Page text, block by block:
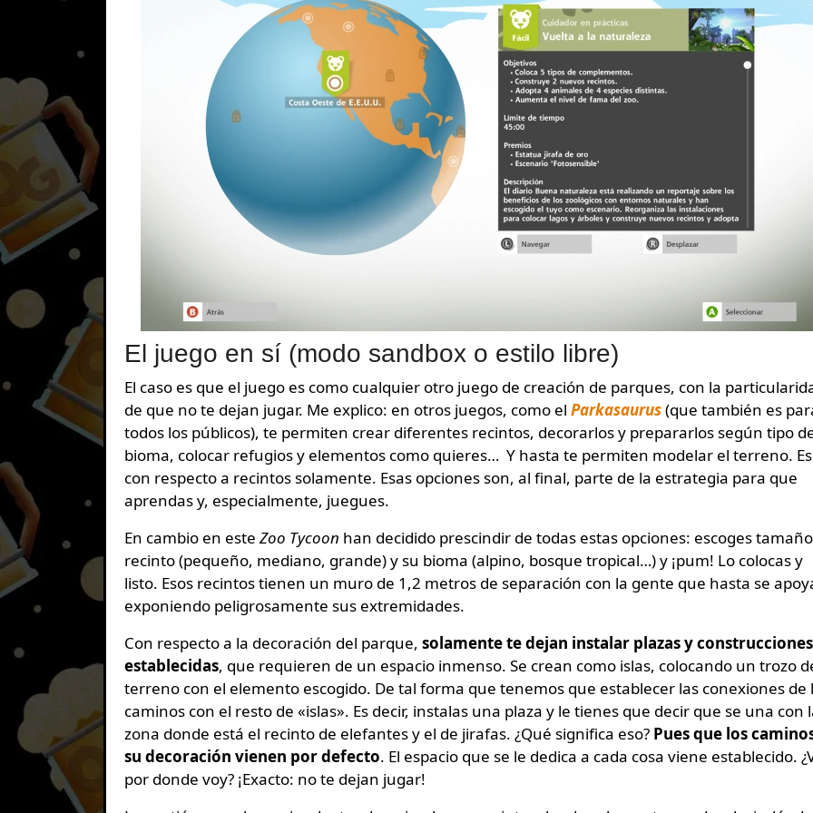
El juego en sí (modo sandbox o estilo libre)
El caso es que el juego es como cualquier otro juego de creación de parques, con la
de que no te dejan jugar. Me explico: en otros juegos, como el Parkasaurus(que también es
todos los públicos), te permiten crear diferentes recintos, decorarlos y prepararlos según tipo
bioma, colocar refugios y elementos como quieres… Y hasta te permiten modelar el terreno.
con respecto a recintos solamente. Esas opciones son, al final, parte de la estrategia para que
aprendas y, especialmente, juegues.
En cambio en este Zoo Tycoon han decidido prescindir de todas estas opciones: escoges
recinto (pequeño, mediano, grande) y su bioma (alpino, bosque tropical…) y ¡pum! Lo colocas y
listo. Esos recintos tienen un muro de 1,2 metros de separación con la gente que hasta se
exponiendo peligrosamente sus extremidades.
Con respecto a la decoración del parque, solamente te dejan instalar plazas y construcciones
establecidas, que requieren de un espacio inmenso. Se crean como islas, colocando un trozo
terreno con el elemento escogido. De tal forma que tenemos que establecer las conexiones de
caminos con el resto de «islas». Es decir, instalas una plaza y le tienes que decir que se una con
zona donde está el recinto de elefantes y el de jirafas. ¿Qué significa eso? Pues que los
su decoración vienen por defecto. El espacio que se le dedica a cada cosa viene establecido.
por donde voy? ¡Exacto: no te dejan jugar!